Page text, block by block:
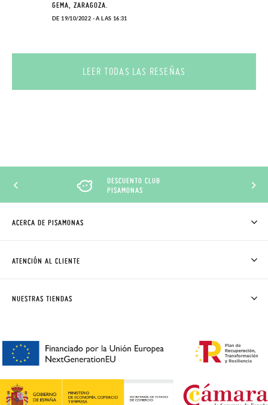
GEMA, ZARAGOZA.
DE 19/10/2022 - A LAS 16:31
LEER TODAS LAS RESEÑAS
DESCUENTO CLUB
PISAMONAS
ACERCA DE PISAMONAS
CÓMO COMPRAR
AVISO LEGAL, PRIVACIDAD Y COOKIES
REBAJAS
ATENCIÓN AL CLIENTE
PREGUNTAS FRECUENTES
NUESTRAS TIENDAS